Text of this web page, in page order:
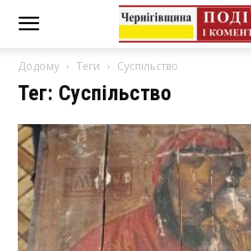
Додому Теги Суспільство
Тег: Суспільство